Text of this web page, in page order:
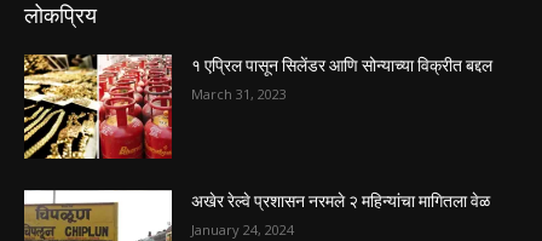
लोकप्रिय
१ एप्रिल पासून सिलेंडर आणि सोन्याच्या विक्रीत बद्दल
March 31, 2023
अखेर रेल्वे प्रशासन नरमले २ महिन्यांचा मागितला वेळ
January 24, 2024